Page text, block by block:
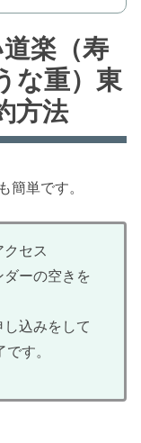
道楽（寿
な重）東
方法
簡単です。
セス
ーの空きを
込みをして
す。